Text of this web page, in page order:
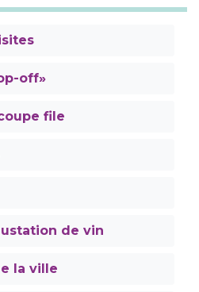
off»
file
de vin
la ville